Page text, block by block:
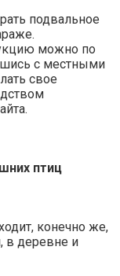
подвальное
можно по
с местными
свое
птиц
конечно же,
в деревне и